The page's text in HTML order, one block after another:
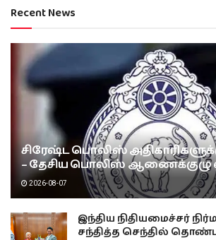
Recent News
சிரேஷ்ட பொலிஸ்
– தேசிய பொலிஸ் ஆணைக்குழு
2026-08-07
இந்திய நிதியமைச்சர்
சந்தித்த செந்தில்